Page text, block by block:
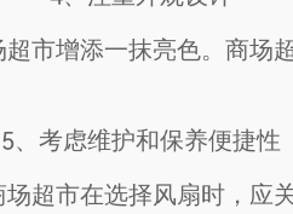
市增添一抹亮色。商场
5、考虑维护和保养便捷性
超市在选择风扇时，应